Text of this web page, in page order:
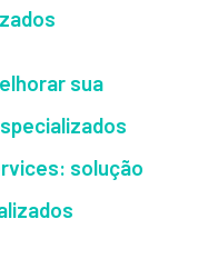
sua
solução